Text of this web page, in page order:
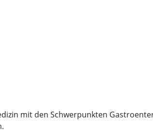
mit den Schwerpunkten